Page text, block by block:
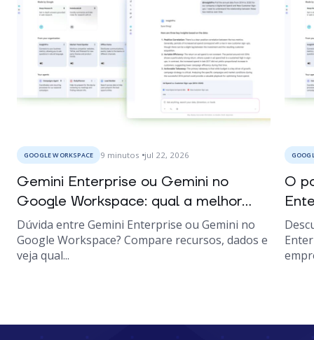
GOOGLE WORKSPACE 9 minutos jul 22, 2026
Gemini Enterprise ou Gemini no
Google Workspace: qual a melhor...
Dúvida entre Gemini Enterprise ou Gemini no
Google Workspace? Compare recursos, dados e
veja qual...
O